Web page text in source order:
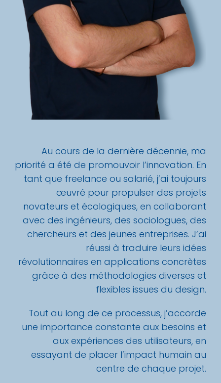
Au cours de la dernière décennie, ma
priorité a été de promouvoir l’innovation. En
tant que freelance ou salarié, j’ai toujours
œuvré pour propulser des projets
novateurs et écologiques, en collaborant
avec des ingénieurs, des sociologues, des
chercheurs et des jeunes entreprises. J’ai
réussi à traduire leurs idées
révolutionnaires en applications concrètes
grâce à des méthodologies diverses et
flexibles issues du design.
Tout au long de ce processus, j’accorde
une importance constante aux besoins et
aux expériences des utilisateurs, en
essayant de placer l’impact humain au
centre de chaque projet.